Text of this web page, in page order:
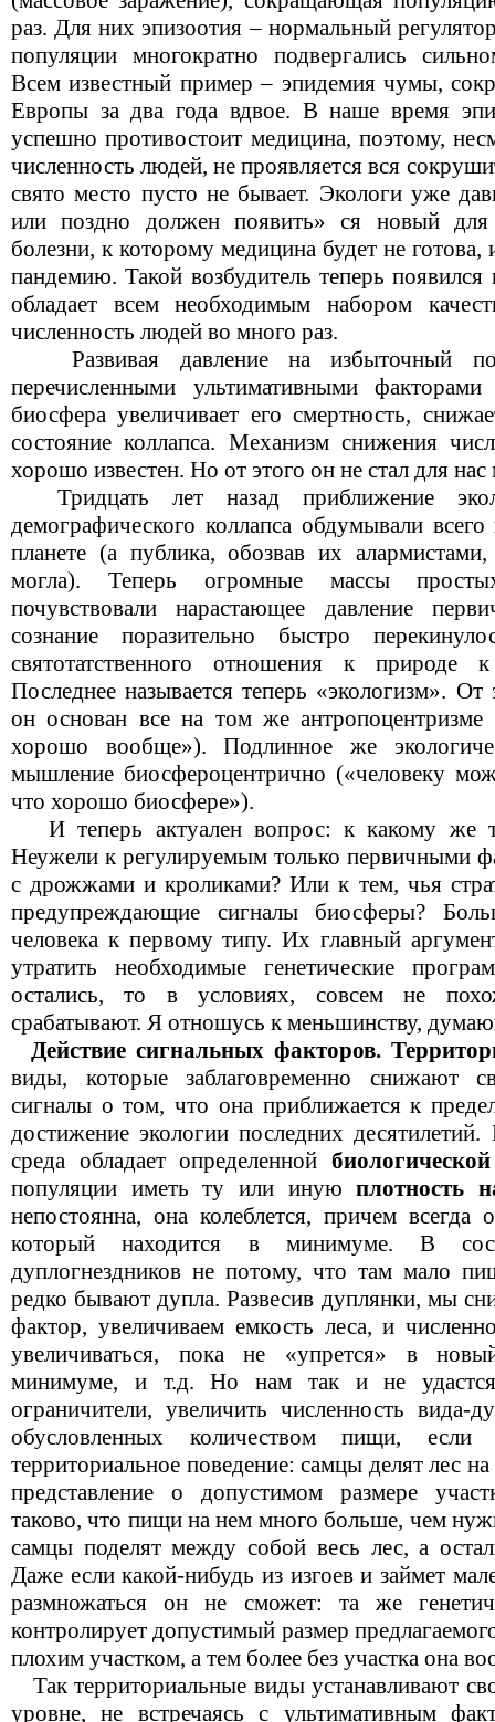
раз. Для них эпизоотия – нормальный
популяции многократно подвергались
Всем известный пример – эпидемия чумы,
Европы за два года вдвое. В наше время
успешно противостоит медицина, поэтому,
численность людей, не проявляется вся
свято место пусто не бывает. Экологи уже
или поздно должен появить» ся новый для
болезни, к которому медицина будет не
пандемию. Такой возбудитель теперь
обладает всем необходимым набором
численность людей во много раз.
Развивая давление на избыточный по
перечисленными ультимативными
биосфера увеличивает его смертность,
состояние коллапса. Механизм снижения
хорошо известен. Но от этого он не стал для
Тридцать лет назад приближение
демографического коллапса обдумывали
планете (а публика, обозвав их
могла). Теперь огромные массы
почувствовали нарастающее давление
сознание поразительно быстро
святотатственного отношения к природе
Последнее называется теперь «экологизм».
он основан все на том же
хорошо вообще»). Подлинное же
мышление биосфероцентрично («человеку
что хорошо биосфере»).
И теперь актуален вопрос: к какому же
Неужели к регулируемым только первичными
с дрожжами и кроликами? Или к тем, чья
предупреждающие сигналы биосферы?
человека к первому типу. Их главный
утратить необходимые генетические
остались, то в условиях, совсем не
срабатывают. Я отношусь к меньшинству,
Действие сигнальных факторов.
виды, которые заблаговременно снижают
сигналы о том, что она приближается к
достижение экологии последних
среда обладает определенной
популяции иметь ту или инуюплотность
непостоянна, она колеблется, причем всегда
который находится в минимуме. В
дуплогнездников не потому, что там мало
редко бывают дупла. Развесив дуплянки, мы
фактор, увеличиваем емкость леса, и
увеличиваться, пока не «упрется» в
минимуме, и т.д. Но нам так и не
ограничители, увеличить численность вида-
обусловленных количеством пищи, если
территориальное поведение: самцы делят лес
представление о допустимом размере
таково, что пищи на нем много больше, чем
самцы поделят между собой весь лес, а
Даже если какой-нибудь из изгоев и займет
размножаться он не сможет: та же
контролирует допустимый размер
плохим участком, а тем более без участка она
Так территориальные виды устанавливают
уровне, не встречаясь с ультимативным